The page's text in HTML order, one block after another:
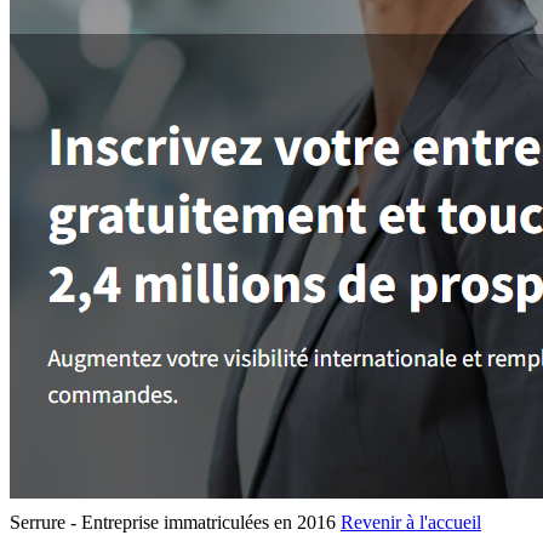
Serrure - Entreprise immatriculées en 2016 Revenir à l'accueil